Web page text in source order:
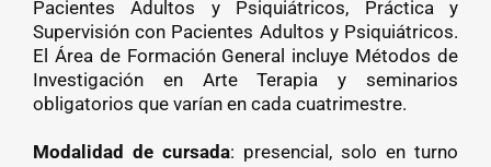
Pacientes Adultos y Psiquiátricos, Práctica y
Supervisión con Pacientes Adultos y Psiquiátricos.
El Área de Formación General incluye Métodos de
Investigación en Arte Terapia y seminarios
obligatorios que varían en cada cuatrimestre.
Modalidad de cursada: presencial, solo en turno